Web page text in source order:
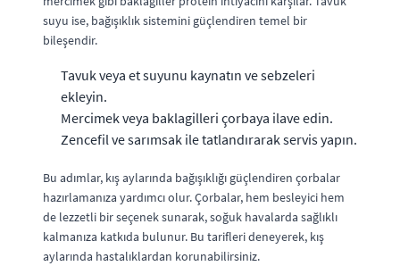
suyu ise, bağışıklık sistemini güçlendiren temel bir
bileşendir.
Tavuk veya et suyunu kaynatın ve sebzeleri
ekleyin.
Mercimek veya baklagilleri çorbaya ilave edin.
Zencefil ve sarımsak ile tatlandırarak servis yapın.
Bu adımlar, kış aylarında bağışıklığı güçlendiren çorbalar
hazırlamanıza yardımcı olur. Çorbalar, hem besleyici hem
de lezzetli bir seçenek sunarak, soğuk havalarda sağlıklı
kalmanıza katkıda bulunur. Bu tarifleri deneyerek, kış
aylarında hastalıklardan korunabilirsiniz.